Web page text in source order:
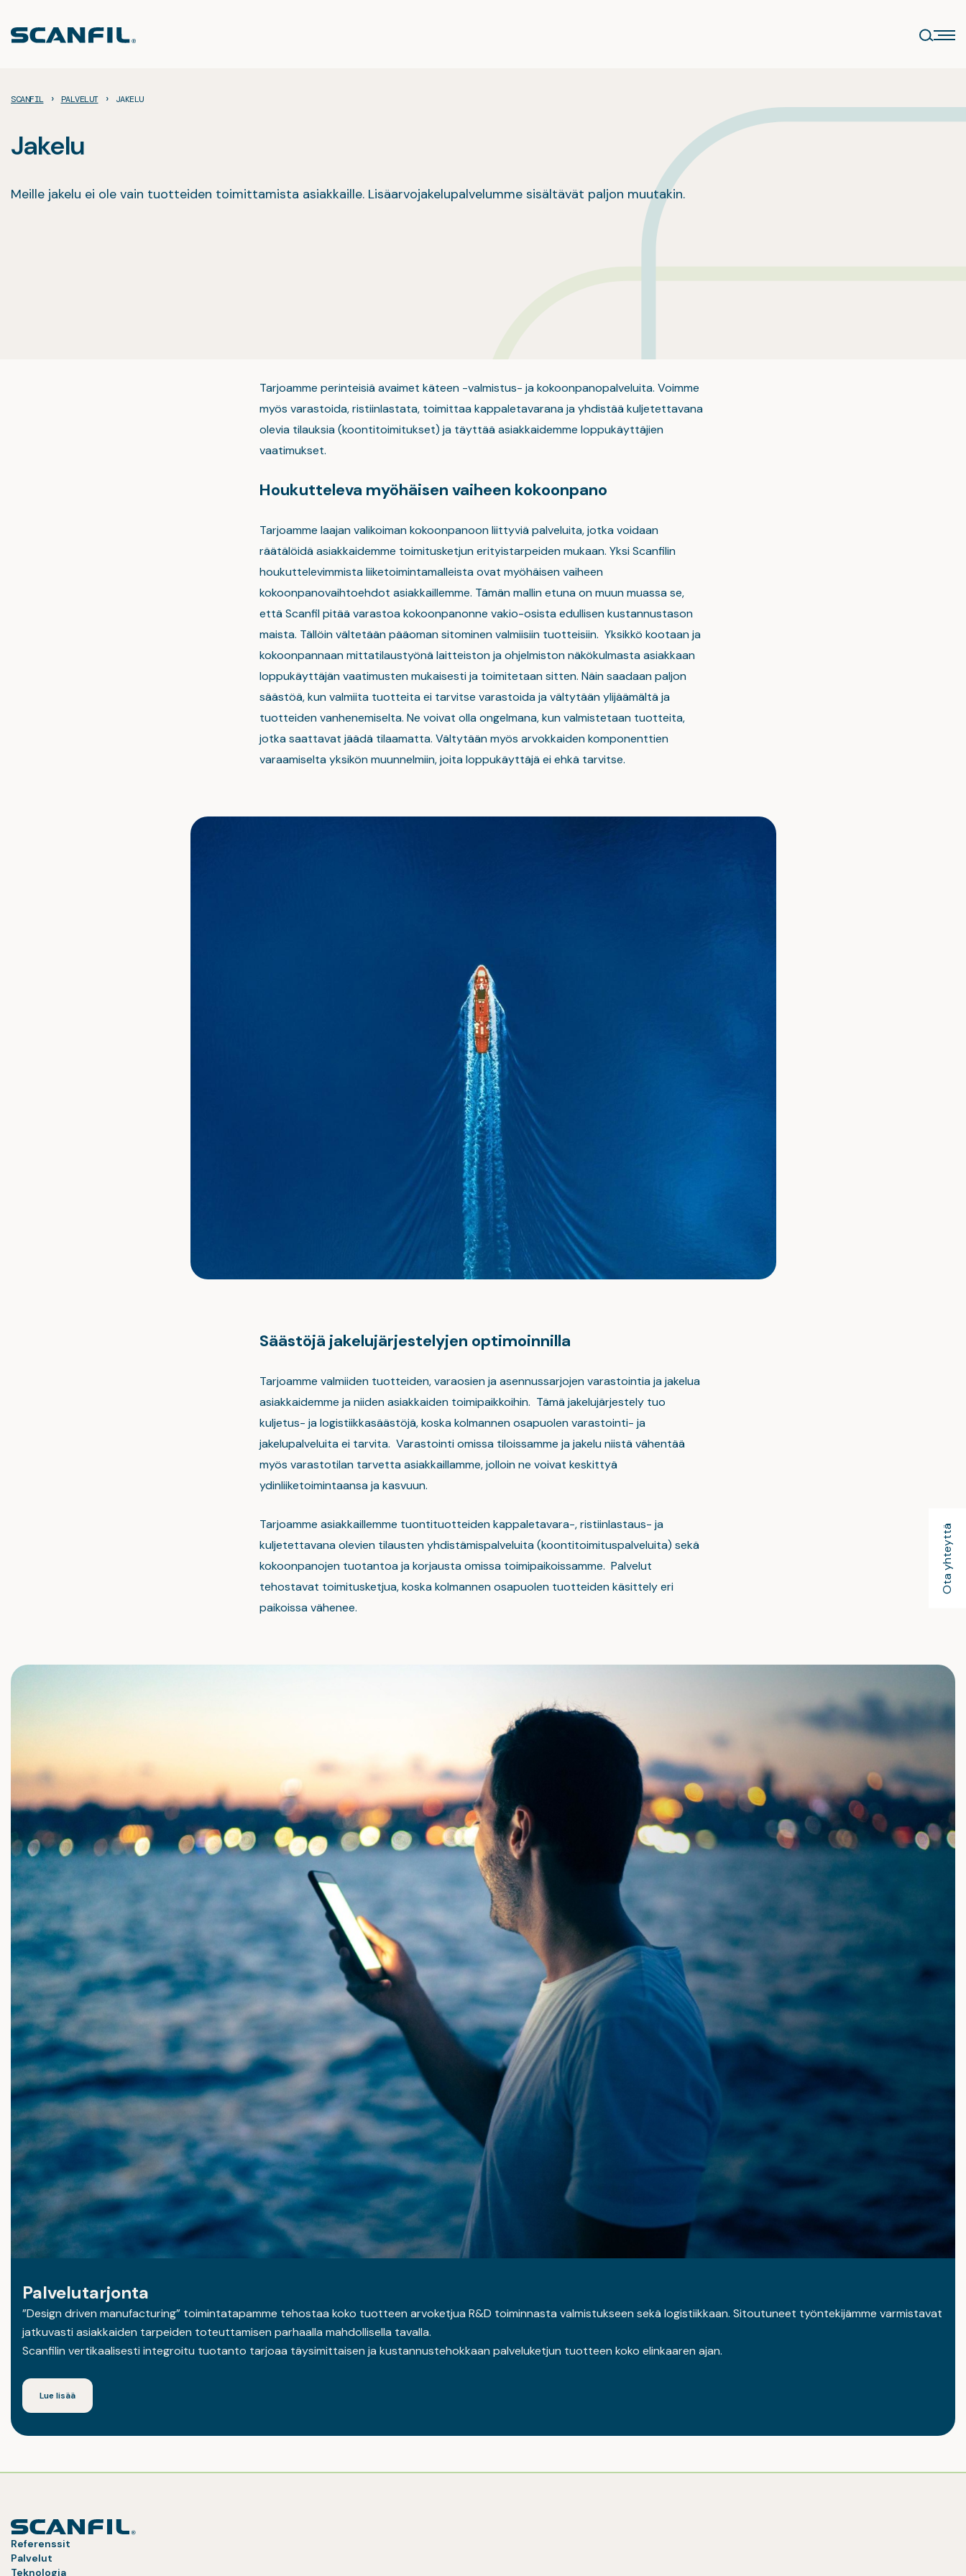
Ota yhteyttä
sisältöön
SCANFIL › PALVELUT › JAKELU
Jakelu
Meille jakelu ei ole vain tuotteiden toimittamista asiakkaille. Lisäarvojakelupalvelumme sisältävät paljon muutakin.
Tarjoamme perinteisiä avaimet käteen -valmistus- ja kokoonpanopalveluita. Voimme
myös varastoida, ristiinlastata, toimittaa kappaletavarana ja yhdistää kuljetettavana
olevia tilauksia (koontitoimitukset) ja täyttää asiakkaidemme loppukäyttäjien
vaatimukset.
Houkutteleva myöhäisen vaiheen kokoonpano
Tarjoamme laajan valikoiman kokoonpanoon liittyviä palveluita, jotka voidaan
räätälöidä asiakkaidemme toimitusketjun erityistarpeiden mukaan. Yksi Scanfilin
houkuttelevimmista liiketoimintamalleista ovat myöhäisen vaiheen
kokoonpanovaihtoehdot asiakkaillemme. Tämän mallin etuna on muun muassa se,
että Scanfil pitää varastoa kokoonpanonne vakio-osista edullisen kustannustason
maista. Tällöin vältetään pääoman sitominen valmiisiin tuotteisiin. Yksikkö kootaan ja
kokoonpannaan mittatilaustyönä laitteiston ja ohjelmiston näkökulmasta asiakkaan
loppukäyttäjän vaatimusten mukaisesti ja toimitetaan sitten. Näin saadaan paljon
säästöä, kun valmiita tuotteita ei tarvitse varastoida ja vältytään ylijäämältä ja
tuotteiden vanhenemiselta. Ne voivat olla ongelmana, kun valmistetaan tuotteita,
jotka saattavat jäädä tilaamatta. Vältytään myös arvokkaiden komponenttien
varaamiselta yksikön muunnelmiin, joita loppukäyttäjä ei ehkä tarvitse.
Säästöjä jakelujärjestelyjen optimoinnilla
Tarjoamme valmiiden tuotteiden, varaosien ja asennussarjojen varastointia ja jakelua
asiakkaidemme ja niiden asiakkaiden toimipaikkoihin. Tämä jakelujärjestely tuo
kuljetus- ja logistiikkasäästöjä, koska kolmannen osapuolen varastointi- ja
jakelupalveluita ei tarvita. Varastointi omissa tiloissamme ja jakelu niistä vähentää
myös varastotilan tarvetta asiakkaillamme, jolloin ne voivat keskittyä
ydinliiketoimintaansa ja kasvuun.
Tarjoamme asiakkaillemme tuontituotteiden kappaletavara-, ristiinlastaus- ja
kuljetettavana olevien tilausten yhdistämispalveluita (koontitoimituspalveluita) sekä
kokoonpanojen tuotantoa ja korjausta omissa toimipaikoissamme. Palvelut
tehostavat toimitusketjua, koska kolmannen osapuolen tuotteiden käsittely eri
paikoissa vähenee.
Palvelutarjonta
”Design driven manufacturing” toimintatapamme tehostaa koko tuotteen arvoketjua R&D toiminnasta valmistukseen sekä logistiikkaan. Sitoutuneet työntekijämme varmistavat
jatkuvasti asiakkaiden tarpeiden toteuttamisen parhaalla mahdollisella tavalla.
Scanfilin vertikaalisesti integroitu tuotanto tarjoaa täysimittaisen ja kustannustehokkaan palveluketjun tuotteen koko elinkaaren ajan.
Lue lisää
Referenssit
Palvelut
Teknologia